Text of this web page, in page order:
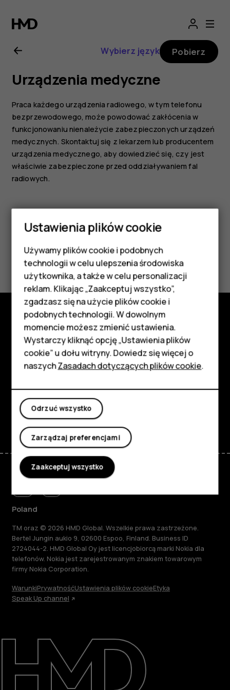
Nokia
8.1
—
instrukcja
obsługi
Smartfony
Telefony z funkcjami
podstawowymi
Akcesoria
HMD Terra M
Tablety
Moje konto
Naprawa i recykling
Zrównoważony rozwój
Wsparcie
Wybierz język Pobierz
Urządzenia medyczne
Praca każdego urządzenia radiowego, w tym telefonu
bezprzewodowego, może powodować zakłócenia w
funkcjonowaniu nienależycie zabezpieczonych urządzeń
medycznych. Skontaktuj się z lekarzem lub producentem
urządzenia medycznego, aby dowiedzieć się, czy jest
właściwie zabezpieczone przed oddziaływaniem fal
radiowych.
Czy te informacje były pomocne?
Tak Nie
Poznaj
Informacje
Planet and people
Wsparcie
FacebookInstagram
TiktokYoutube
Poland
TM oraz © 2026 HMD Global. Wszelkie prawa zastrzeżone.
Bertel Jungin aukio 9, 02600 Espoo, Finland. Business ID
2724044-2. HMD Global Oy jest licencjobiorcą marki Nokia dla
telefonów. Nokia jest zarejestrowanym znakiem towarowym
firmy Nokia Corporation.
WarunkiPrywatnośćUstawienia plików cookieEtyka
Speak Up channel
Ustawienia plików cookie
Używamy plików cookie i podobnych
technologii w celu ulepszenia środowiska
użytkownika, a także w celu personalizacji
reklam. Klikając „Zaakceptuj wszystko”,
zgadzasz się na użycie plików cookie i
podobnych technologii. W dowolnym
momencie możesz zmienić ustawienia.
Wystarczy kliknąć opcję „Ustawienia plików
cookie” u dołu witryny. Dowiedz się więcej o
naszychZasadach dotyczących plików cookie.
Odrzuć wszystko
Zarządzaj preferencjami
Zaakceptuj wszystko